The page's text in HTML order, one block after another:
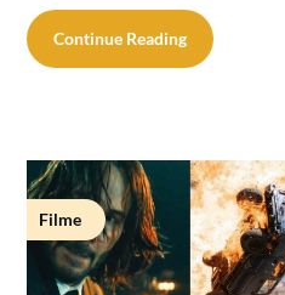
Continue Reading
Filme